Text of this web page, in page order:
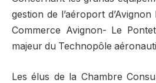
gestion de l’aéroport
Commerce Avignon- Le
majeur du Technopôle
Les élus de la Chambre